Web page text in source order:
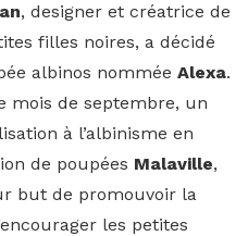
, designer et créatrice de
filles noires, a décidé
albinos nommée Alexa.
mois de septembre, un
à l’albinisme en
de poupées Malaville,
but de promouvoir la
les petites